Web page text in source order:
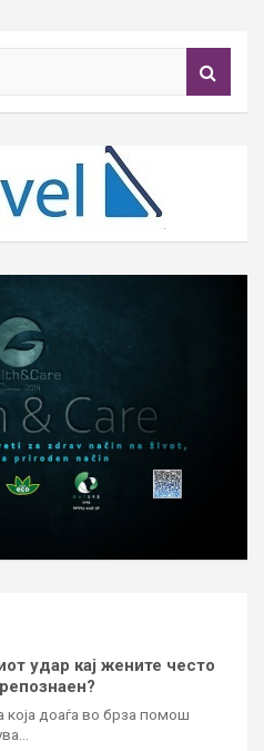
удар кај жените често
која доаѓа во брза помош